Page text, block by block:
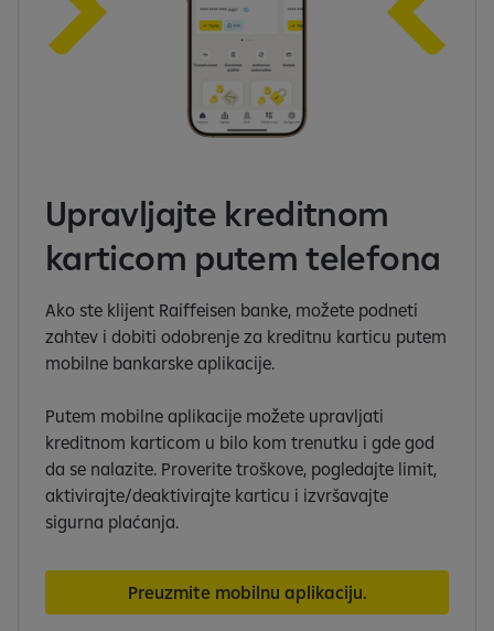
Upravljajte kreditnom
karticom putem telefona
Ako ste klijent Raiffeisen banke, možete podneti
zahtev i dobiti odobrenje za kreditnu karticu putem
mobilne bankarske aplikacije.
Putem mobilne aplikacije možete upravljati
kreditnom karticom u bilo kom trenutku i gde god
da se nalazite. Proverite troškove, pogledajte limit,
aktivirajte/deaktivirajte karticu i izvršavajte
sigurna plaćanja.
Preuzmite mobilnu aplikaciju.